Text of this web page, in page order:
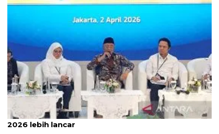
Menteri PU sebut arus mudik dan balik Lebaran
2026 lebih lancar